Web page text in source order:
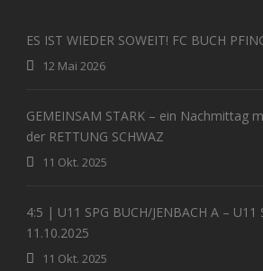
ES IST WIEDER SOWEIT! FC BUCH
12 Mai 2026
GEMEINSAM STARK – ein Nachmittag
der RETTUNG SCHWAZ
11 Okt. 2025
4:5 | U11 SPG BUCH/JENBACH A – U11
11.10.2025
11 Okt. 2025